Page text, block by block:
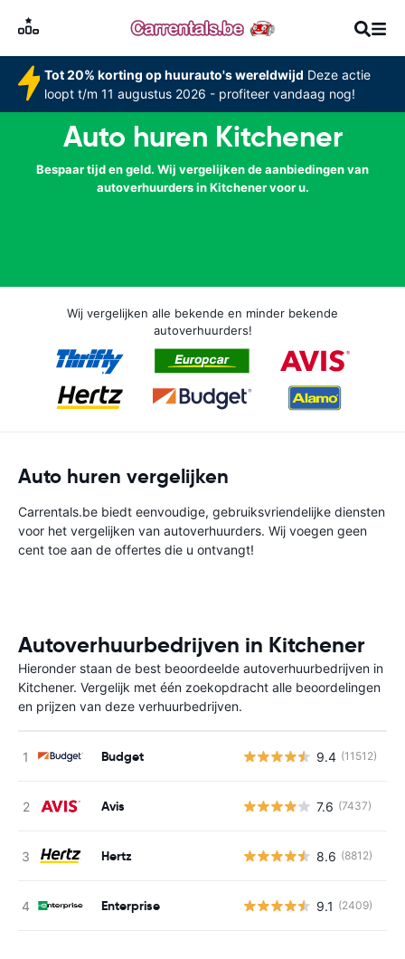
Tot 20% korting op huurauto's wereldwijd Deze actie
loopt t/m 11 augustus 2026 - profiteer vandaag nog!
Auto huren Kitchener
Bespaar tijd en geld. Wij vergelijken de aanbiedingen van
autoverhuurders in Kitchener voor u.
Wij vergelijken alle bekende en minder bekende
autoverhuurders!
Auto huren vergelijken
Carrentals.be biedt eenvoudige, gebruiksvriendelijke diensten
voor het vergelijken van autoverhuurders. Wij voegen geen
cent toe aan de offertes die u ontvangt!
Autoverhuurbedrijven in Kitchener
Hieronder staan de best beoordeelde autoverhuurbedrijven in
Kitchener. Vergelijk met één zoekopdracht alle beoordelingen
en prijzen van deze verhuurbedrijven.
Budget 9.4 (11512)
Avis 7.6 (7437)
Hertz 8.6 (8812)
Enterprise 9.1 (2409)